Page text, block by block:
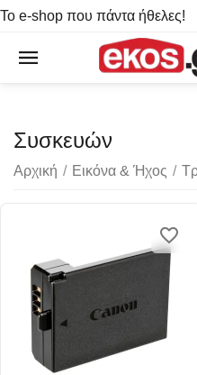
Το e-shop που πάντα ήθελες!
Συσκευών
Αρχική / Εικόνα & Ήχος /